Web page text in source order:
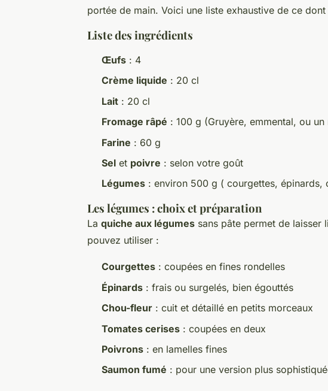
portée de main. Voici une liste exhaustive de ce
Liste des ingrédients
Œufs : 4
Crème liquide : 20 cl
Lait : 20 cl
Fromage râpé : 100 g (Gruyère, emmental, ou
Farine : 60 g
Sel et poivre : selon votre goût
Légumes : environ 500 g ( courgettes, épinards,
Les légumes : choix et préparation
La quiche aux légumes sans pâte permet de
pouvez utiliser :
Courgettes : coupées en fines rondelles
Épinards : frais ou surgelés, bien égouttés
Chou-fleur : cuit et détaillé en petits morceaux
Tomates cerises : coupées en deux
Poivrons : en lamelles fines
Saumon fumé : pour une version plus